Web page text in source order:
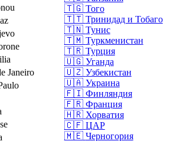
🇹🇬 Того
🇹🇹 Тринидад и Тобаго
🇹🇳 Тунис
🇹🇲 Туркменистан
🇹🇷 Турция
🇺🇬 Уганда
🇺🇿 Узбекистан
🇺🇦 Украина
🇫🇮 Финляндия
🇫🇷 Франция
🇭🇷 Хорватия
🇨🇫 ЦАР
🇲🇪 Черногория
Janeiro